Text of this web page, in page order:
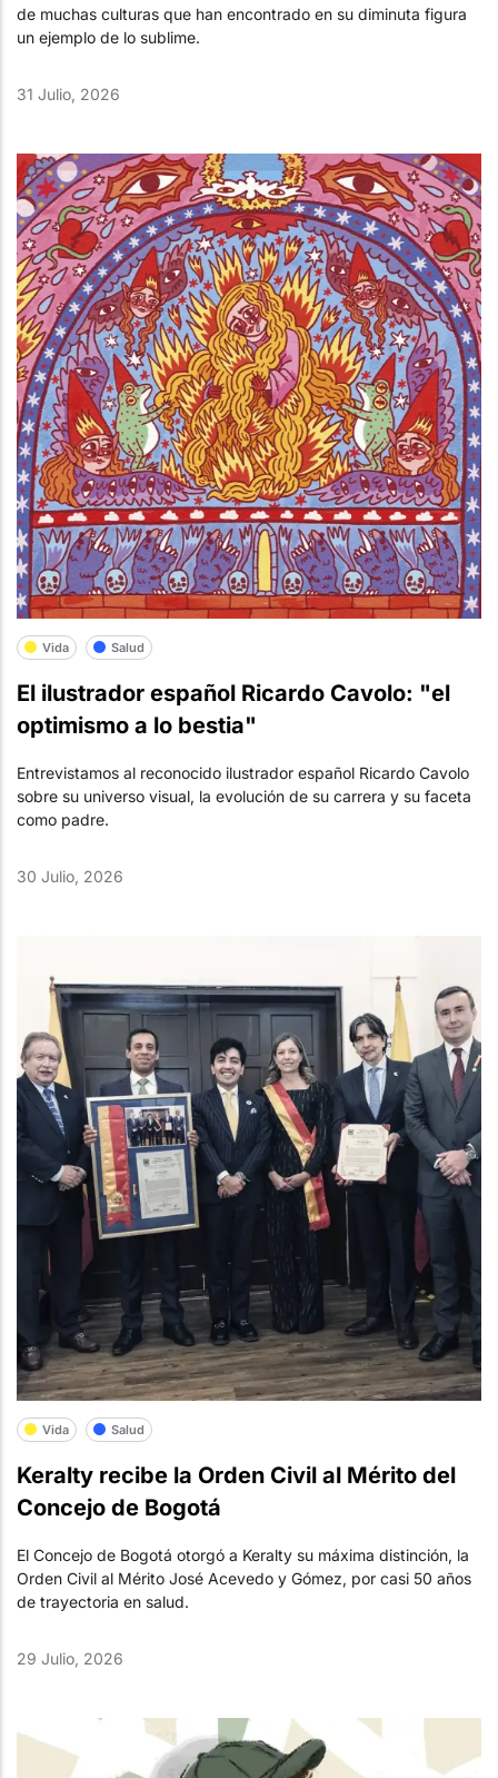
de muchas culturas que han encontrado en su diminuta figura
un ejemplo de lo sublime.
31 Julio, 2026
Vida Salud
El ilustrador español Ricardo Cavolo: "el
optimismo a lo bestia"
Entrevistamos al reconocido ilustrador español Ricardo Cavolo
sobre su universo visual, la evolución de su carrera y su faceta
como padre.
30 Julio, 2026
Vida Salud
Keralty recibe la Orden Civil al Mérito del
Concejo de Bogotá
El Concejo de Bogotá otorgó a Keralty su máxima distinción, la
Orden Civil al Mérito José Acevedo y Gómez, por casi 50 años
de trayectoria en salud.
29 Julio, 2026